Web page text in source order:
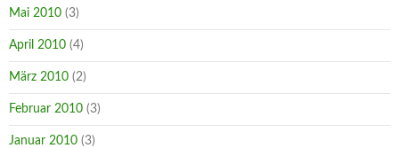
Mai 2010 (3)
April 2010 (4)
März 2010 (2)
Februar 2010 (3)
Januar 2010 (3)